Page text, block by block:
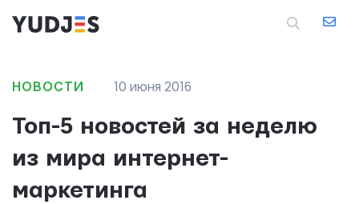
НОВОСТИ 10 июня 2016
Топ-5 новостей за неделю
из мира интернет-
маркетинга